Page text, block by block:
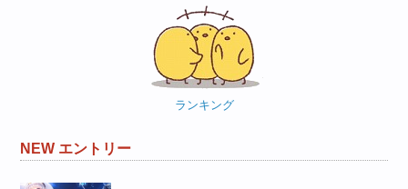
ランキング
NEW エントリー